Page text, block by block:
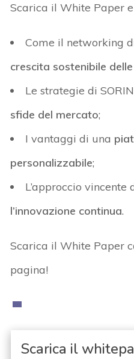
Scarica il White Paper
Come il networking
crescita sostenibile
Le strategie di
sfide del mercato;
I vantaggi di una
personalizzabile;
L’approccio vincente
l’innovazione continua.
Scarica il White Paper
pagina!
Scarica il